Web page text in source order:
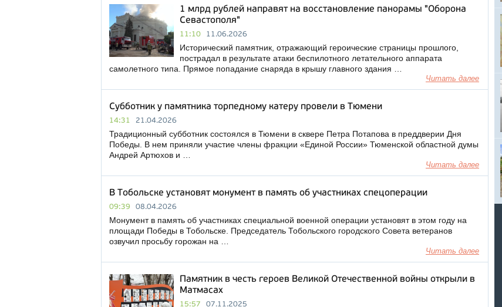
1 млрд рублей направят на восстановление панорамы "Оборона
Севастополя"
11:10 11.06.2026
Исторический памятник, отражающий героические страницы прошлого,
пострадал в результате атаки беспилотного летательного аппарата
самолетного типа. Прямое попадание снаряда в крышу главного здания …
Читать далее
Субботник у памятника торпедному катеру провели в Тюмени
14:31 21.04.2026
Традиционный субботник состоялся в Тюмени в сквере Петра Потапова в преддверии Дня
Победы. В нем приняли участие члены фракции «Единой России» Тюменской областной думы
Андрей Артюхов и …
Читать далее
В Тобольске установят монумент в память об участниках спецоперации
09:39 08.04.2026
Монумент в память об участниках специальной военной операции установят в этом году на
площади Победы в Тобольске. Председатель Тобольского городского Совета ветеранов
озвучил просьбу горожан на …
Читать далее
Памятник в честь героев Великой Отечественной войны открыли в
Матмасах
15:57 07.11.2025